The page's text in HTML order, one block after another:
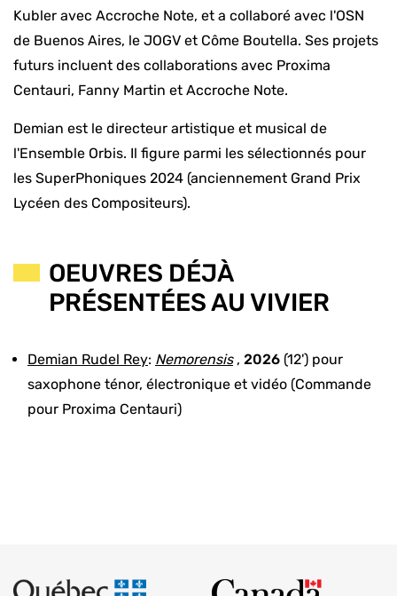
Kubler avec Accroche Note, et a collaboré avec l'OSN
de Buenos Aires, le JOGV et Côme Boutella. Ses projets
futurs incluent des collaborations avec Proxima
Centauri, Fanny Martin et Accroche Note.
Demian est le directeur artistique et musical de
l'Ensemble Orbis. Il figure parmi les sélectionnés pour
les SuperPhoniques 2024 (anciennement Grand Prix
Lycéen des Compositeurs).
OEUVRES DÉJÀ
PRÉSENTÉES AU VIVIER
Demian Rudel Rey: Nemorensis , 2026 (12') pour
saxophone ténor, électronique et vidéo (Commande
pour Proxima Centauri)